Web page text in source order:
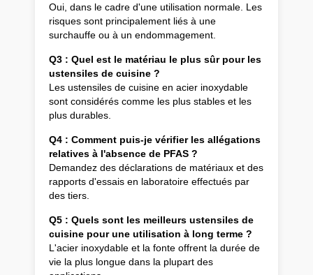
Oui, dans le cadre d'une utilisation normale. Les
risques sont principalement liés à une
surchauffe ou à un endommagement.
Q3 : Quel est le matériau le plus sûr pour les
ustensiles de cuisine ?
Les ustensiles de cuisine en acier inoxydable
sont considérés comme les plus stables et les
plus durables.
Q4 : Comment puis-je vérifier les allégations
relatives à l'absence de PFAS ?
Demandez des déclarations de matériaux et des
rapports d'essais en laboratoire effectués par
des tiers.
Q5 : Quels sont les meilleurs ustensiles de
cuisine pour une utilisation à long terme ?
L'acier inoxydable et la fonte offrent la durée de
vie la plus longue dans la plupart des